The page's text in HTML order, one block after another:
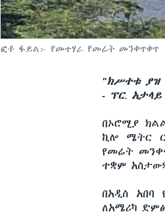
ፎቶ ፋይል፦ የመተሃራ የመሬት መንቀጥቀጥ
"ክሥተቱ ያዝ
- ፕር. አታላይ
በኦሮሚያ
ኪሎ ሜትር
የመሬት
ተቋም
በአዲስ አበባ
ለአሜሪካ